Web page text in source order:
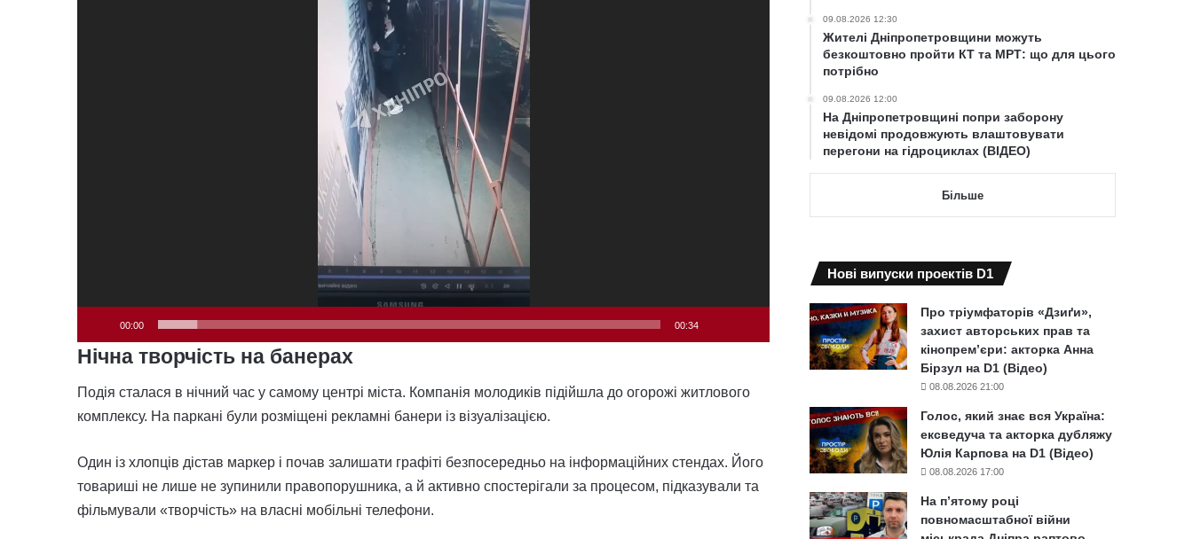
00:00 00:34
Нічна творчість на банерах
Подія сталася в нічний час у самому центрі міста. Компанія молодиків підійшла до огорожі житлового
комплексу. На паркані були розміщені рекламні банери із візуалізацією.
Один із хлопців дістав маркер і почав залишати графіті безпосередньо на інформаційних стендах. Його
товариші не лише не зупинили правопорушника, а й активно спостерігали за процесом, підказували та
фільмували «творчість» на власні мобільні телефони.
09.08.2026 12:30
Жителі Дніпропетровщини можуть
безкоштовно пройти КТ та МРТ: що для цього
потрібно
09.08.2026 12:00
На Дніпропетровщині попри заборону
невідомі продовжують влаштовувати
перегони на гідроциклах (ВІДЕО)
Більше
Нові випуски проектів D1
Про тріумфаторів «Дзиґи»,
захист авторських прав та
кінопрем’єри: акторка Анна
Бірзул на D1 (Відео)
08.08.2026 21:00
Голос, який знає вся Україна:
ексведуча та акторка дубляжу
Юлія Карпова на D1 (Відео)
08.08.2026 17:00
На п’ятому році
повномасштабної війни